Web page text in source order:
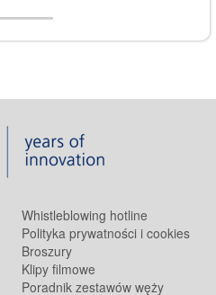
Whistleblowing hotline
Polityka prywatności i cookies
Broszury
Klipy filmowe
Poradnik zestawów węży